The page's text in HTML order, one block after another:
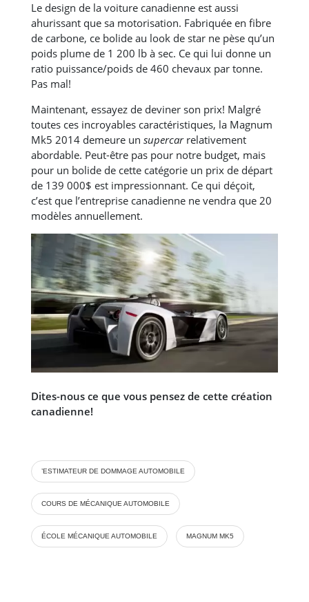
Le design de la voiture canadienne est aussi
ahurissant que sa motorisation. Fabriquée en fibre
de carbone, ce bolide au look de star ne pèse qu’un
poids plume de 1 200 lb à sec. Ce qui lui donne un
ratio puissance/poids de 460 chevaux par tonne.
Pas mal!
Maintenant, essayez de deviner son prix! Malgré
toutes ces incroyables caractéristiques, la Magnum
Mk5 2014 demeure un supercarrelativement
abordable. Peut-être pas pour notre budget, mais
pour un bolide de cette catégorie un prix de départ
de 139 000$ est impressionnant. Ce qui déçoit,
c’est que l’entreprise canadienne ne vendra que 20
modèles annuellement.
Dites-nous ce que vous pensez de cette création
canadienne!
’ESTIMATEUR DE DOMMAGE AUTOMOBILE
COURS DE MÉCANIQUE AUTOMOBILE
ÉCOLE MÉCANIQUE AUTOMOBILE MAGNUM MK5